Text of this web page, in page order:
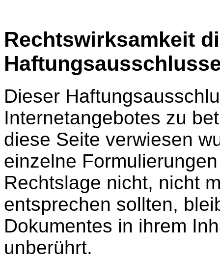
Rechtswirksamkeit
Dieser
Internetangebotes zu
diese Seite verwiesen
einzelne
Rechtslage nicht, nicht
entsprechen sollten,
Dokumentes in ihrem
unberührt.